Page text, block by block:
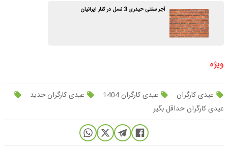
آجر سنتی حیدری 3 نسل در کنار ایرانیان
ویژه
عیدی کارگران عیدی کارگران 1404
عیدی کارگران جدید
عیدی کارگران حداقل بگیر